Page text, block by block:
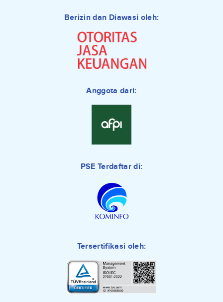
Berizin dan Diawasi oleh:
Anggota dari:
PSE Terdaftar di:
Tersertifikasi oleh: